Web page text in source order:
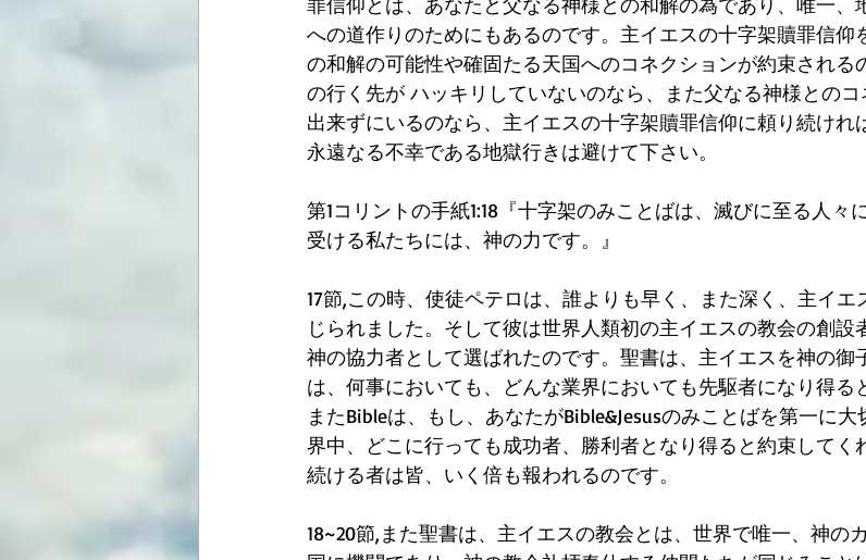
への道作りのためにもあるのです。主イエスの十字架贖罪信仰
の和解の可能性や確固たる天国へのコネクションが約束される
の行く先が ハッキリしていないのなら、また父なる神様との
出来ずにいるのなら、主イエスの十字架贖罪信仰に頼り続けれ
永遠なる不幸である地獄行きは避けて下さい。
第1コリントの手紙1:18『十字架のみことばは、滅びに至る人々
受ける私たちには、神の力です。』
17節,この時、使徒ペテロは、誰よりも早く、また深く、主イ
じられました。そして彼は世界人類初の主イエスの教会の創設
神の協力者として選ばれたのです。聖書は、主イエスを神の御
は、何事においても、どんな業界においても先駆者になり得る
またBibleは、もし、あなたがBible&Jesusのみことばを第一に
界中、どこに行っても成功者、勝利者となり得ると約束してく
続ける者は皆、いく倍も報われるのです。
18~20節,また聖書は、主イエスの教会とは、世界で唯一、神の